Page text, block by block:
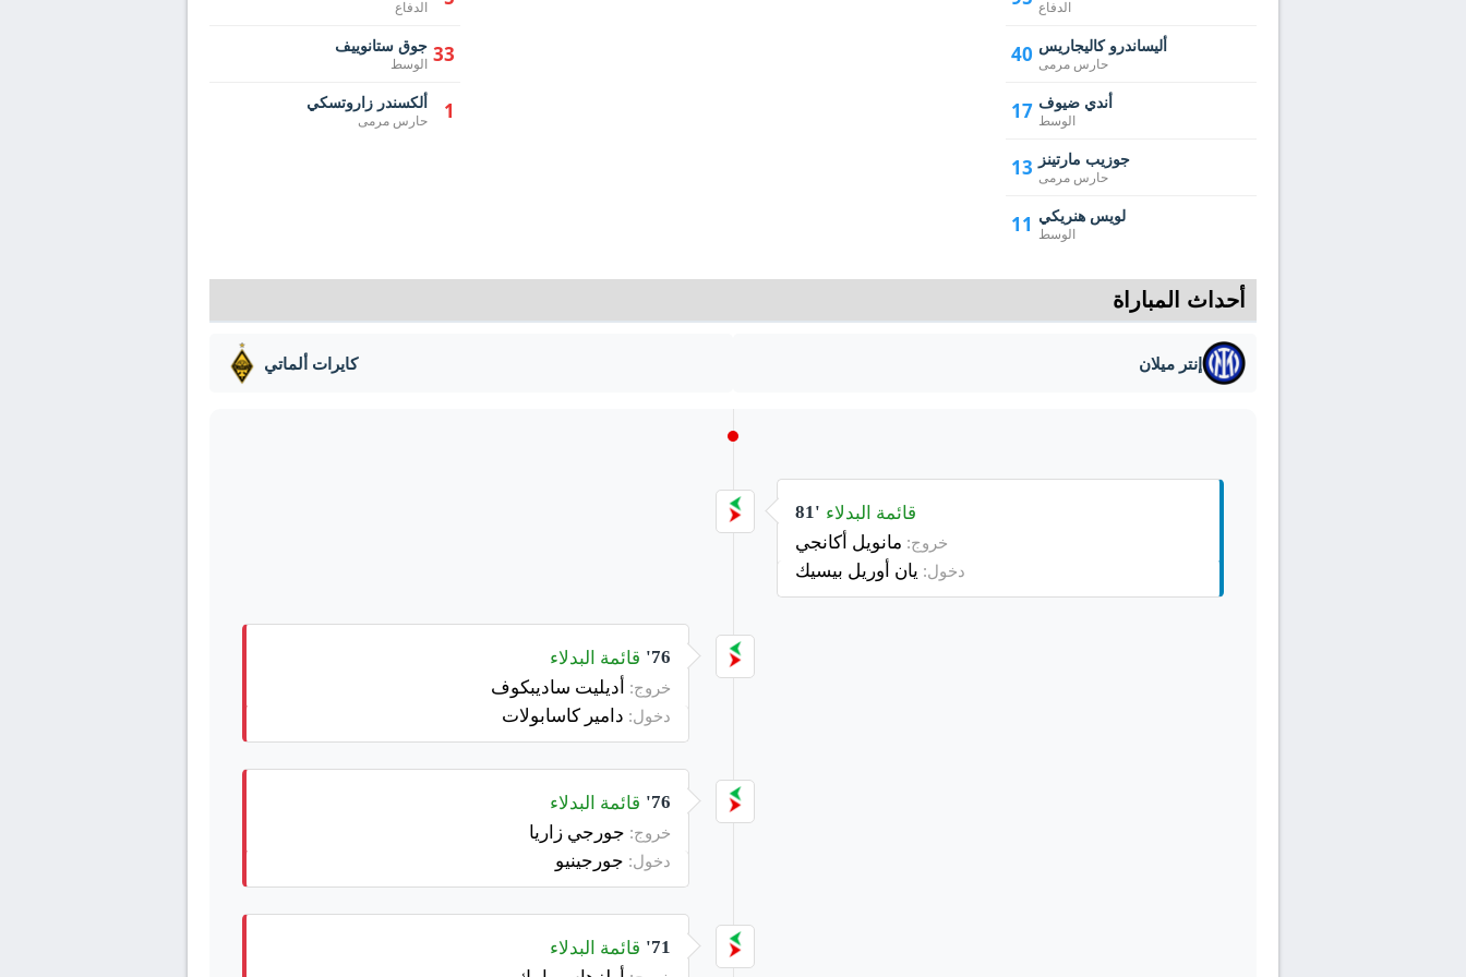
الدفاع
40 أليساندرو كاليجاريس
حارس مرمى
17 أندي ضيوف
الوسط
13 جوزيب مارتينز
حارس مرمى
11 لويس هنريكي
الوسط
الدفاع
33 جوق ستانوييف
الوسط
1 ألكسندر زاروتسكي
حارس مرمى
أحداث المباراة
إنتر ميلان كايرات ألماتي
81' قائمة البدلاء
خروج: مانويل أكانجي
دخول: يان أوريل بيسيك
76' قائمة البدلاء
خروج: أديليت ساديبكوف
دخول: دامير كاسابولات
76' قائمة البدلاء
خروج: جورجي زاريا
دخول: جورجينيو
71' قائمة البدلاء